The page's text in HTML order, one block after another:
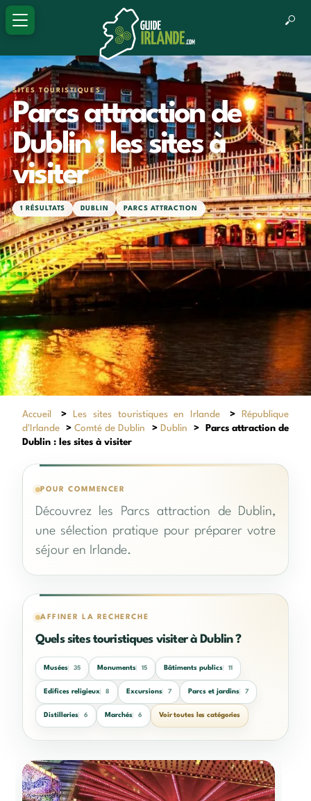
SITES TOURISTIQUES
Parcs attraction de
Dublin : les sites à
visiter
1 RÉSULTATS DUBLIN PARCS ATTRACTION
Accueil > Les sites touristiques en Irlande >
République
d'Irlande
>Comté de Dublin > Dublin >
Parcs attraction de
Dublin : les sites à visiter
POUR COMMENCER
Découvrez les Parcs attraction de Dublin,
une sélection pratique pour préparer votre
séjour en Irlande.
AFFINER LA RECHERCHE
Quels sites touristiques visiter à Dublin ?
Musées 35 Monuments 15 Bâtiments publics 11
Edifices religieux 8 Excursions 7 Parcs et jardins 7
Distilleries 6 Marchés 6 Voir toutes les catégories